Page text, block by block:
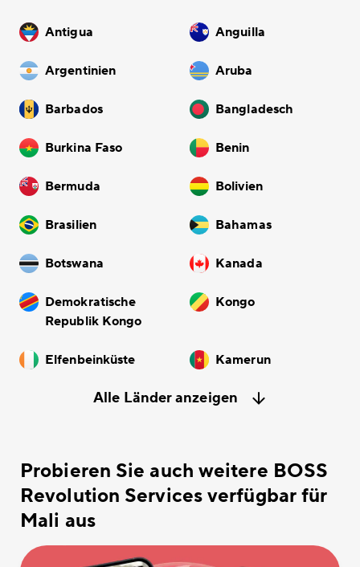
Antigua Anguilla
Argentinien Aruba
Barbados Bangladesch
Burkina Faso Benin
Bermuda Bolivien
Brasilien Bahamas
Botswana Kanada
Demokratische
Republik Kongo
Kongo
Elfenbeinküste Kamerun
Alle Länder anzeigen
Probieren Sie auch weitere BOSS
Revolution Services verfügbar für
Mali aus